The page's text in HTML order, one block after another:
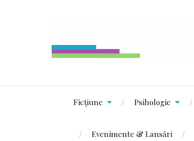
Ficțiune Psihologie
Evenimente & Lansări